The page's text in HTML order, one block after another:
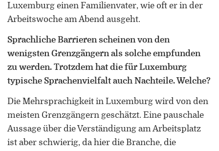
Luxemburg einen Familienvater, wie oft er in der
Arbeitswoche am Abend ausgeht.
Sprachliche Barrieren scheinen von den
wenigsten Grenzgängern als solche empfunden
zu werden. Trotzdem hat die für Luxemburg
typische Sprachenvielfalt auch Nachteile. Welche?
Die Mehrsprachigkeit in Luxemburg wird von den
meisten Grenzgängern geschätzt. Eine pauschale
Aussage über die Verständigung am Arbeitsplatz
ist aber schwierig, da hier die Branche, die